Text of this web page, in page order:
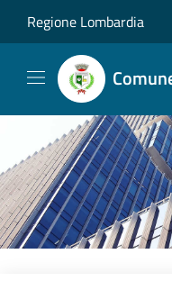
Regione Lombardia